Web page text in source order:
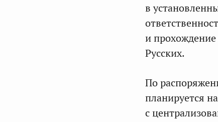
в
и прохождение
Русских.
По
планируется
с